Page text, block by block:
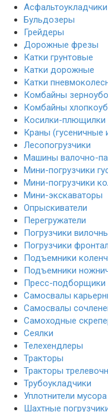
Асфальтоукладчики
Бульдозеры
Грейдеры
Дорожные фрезы
Катки грунтовые
Катки дорожные
Катки
Комбайны
Комбайны
Косилки-плющилки
Краны (гусеничные
Лесопогрузчики
Машины валочно-
Мини-погрузчики
Мини-погрузчики
Мини-экскаваторы
Опрыскиватели
Перегружатели
Погрузчики
Погрузчики
Подъемники
Подъемники
Пресс-подборщики
Самосвалы
Самосвалы
Самоходные
Сеялки
Телехендлеры
Тракторы
Тракторы
Трубоукладчики
Уплотнители мусора
Шахтные